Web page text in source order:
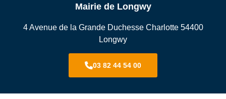
Mairie de Longwy
4 Avenue de la Grande Duchesse Charlotte 54400
Longwy
03 82 44 54 00